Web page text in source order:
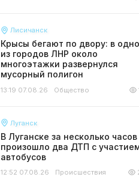
Лисичанск
Крысы бегают по двору: в
из городов ЛНР около
многоэтажки развернулся
мусорный полигон
13:19 07.08.26 Общество
Луганск
В Луганске за несколько часов
произошло два ДТП с
автобусов
12:52 07.08.26 Происшествия